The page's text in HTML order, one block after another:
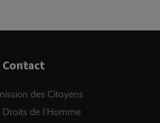
Back
Top
Contact
des Citoyens
Droits de l'Homme